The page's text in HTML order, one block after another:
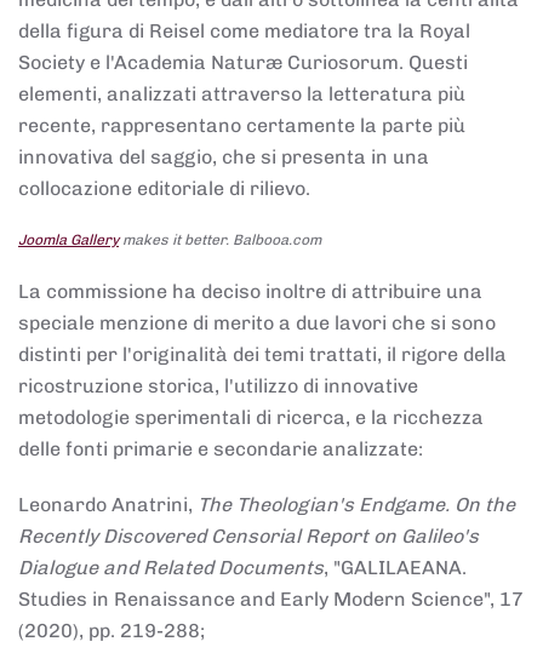
della figura di Reisel come mediatore tra la Royal
Society e l'Academia Naturæ Curiosorum. Questi
elementi, analizzati attraverso la letteratura più
recente, rappresentano certamente la parte più
innovativa del saggio, che si presenta in una
collocazione editoriale di rilievo.
Joomla Gallerymakes it better. Balbooa.com
La commissione ha deciso inoltre di attribuire una
speciale menzione di merito a due lavori che si sono
distinti per l'originalità dei temi trattati, il rigore della
ricostruzione storica, l'utilizzo di innovative
metodologie sperimentali di ricerca, e la ricchezza
delle fonti primarie e secondarie analizzate:
Leonardo Anatrini, The Theologian's Endgame. On the
Recently Discovered Censorial Report on Galileo's
Dialogue and Related Documents, "GALILAEANA.
Studies in Renaissance and Early Modern Science", 17
(2020), pp. 219-288;